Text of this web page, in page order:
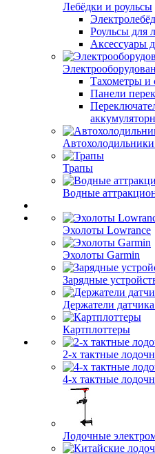
Лебёдки и роульсы
Роульсы для
Аксессуары
Тахометры и
Панели
Трапы
Водные
Эхолоты Lowrance
Эхолоты Garmin
Зарядные
Держатели
Картплоттеры
2-х тактные
4-х тактные
Лодочные